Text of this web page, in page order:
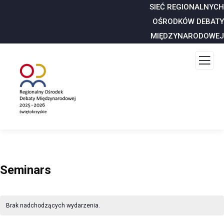
SIEĆ REGIONALNYCH
OŚRODKÓW DEBATY
MIĘDZYNARODOWEJ
Seminars
Brak nadchodzących wydarzenia.